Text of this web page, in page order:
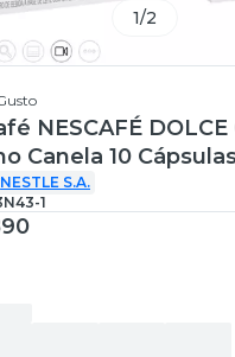
1/2
NESCAFÉ
Canela 10
NESTLE S.A.
1